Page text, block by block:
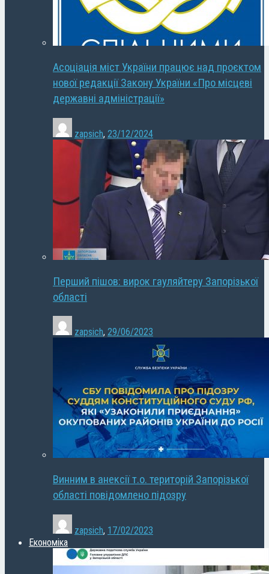
Асоціація міст України працює над проєктом
нової редакції Закону України «Про місцеві
державні адміністрації»
zapsich, 23/12/2024
Перший пішов: вирок гауляйтеру Запорізької
області
zapsich, 29/06/2023
Винним в анексії т.о. територій Запорізької
області повідомлено підозру
zapsich, 17/02/2023
Економіка